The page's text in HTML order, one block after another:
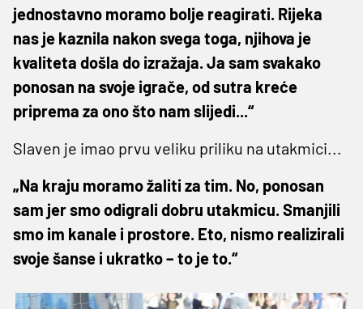
jednostavno moramo bolje reagirati. Rijeka
nas je kaznila nakon svega toga, njihova je
kvaliteta došla do izražaja. Ja sam svakako
ponosan na svoje igrače, od sutra kreće
priprema za ono što nam slijedi...“
Slaven je imao prvu veliku priliku na utakmici...
„Na kraju moramo žaliti za tim. No, ponosan
sam jer smo odigrali dobru utakmicu. Smanjili
smo im kanale i prostore. Eto, nismo realizirali
svoje šanse i ukratko – to je to.“